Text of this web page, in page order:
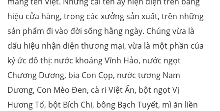
hiệu cửa hàng, trong các xưởng sản xuất, trên những
sản phẩm đi vào đời sống hằng ngày. Chúng vừa là
dấu hiệu nhận diện thương mại, vừa là một phần của
ký ức đô thị: nước khoáng Vĩnh Hảo, nước ngọt
Chương Dương, bia Con Cọp, nước tương Nam
Dương, Con Mèo Đen, cà ri Việt Ấn, bột ngọt Vị
Hương Tố, bột Bích Chi, bông Bạch Tuyết, mì ăn liền